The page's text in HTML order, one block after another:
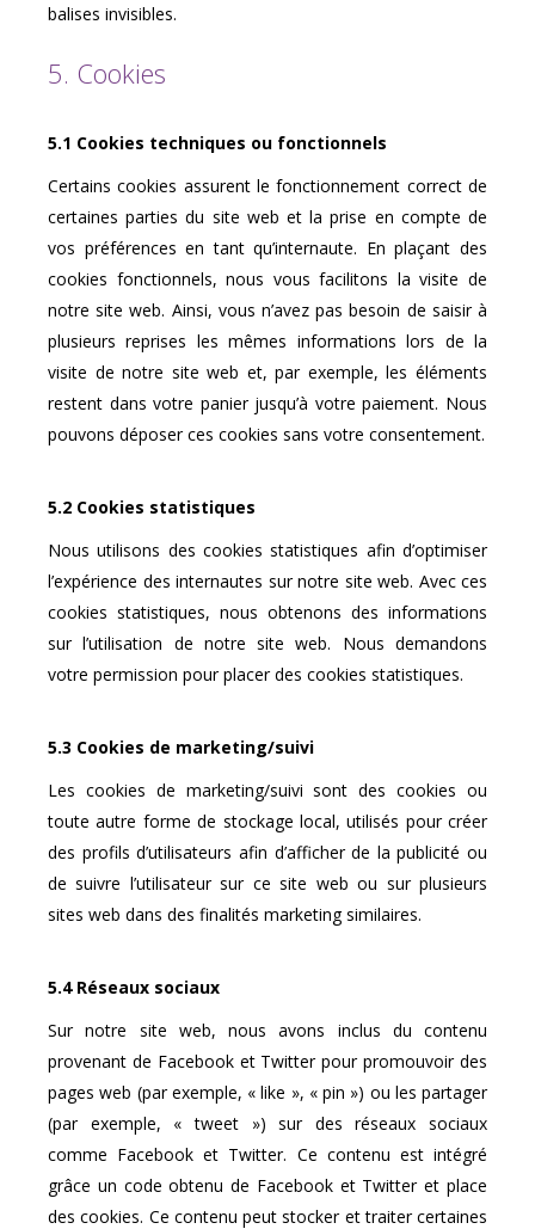
balises invisibles.
5. Cookies
5.1 Cookies techniques ou fonctionnels
Certains cookies assurent le fonctionnement correct de
certaines parties du site web et la prise en compte de
vos préférences en tant qu’internaute. En plaçant des
cookies fonctionnels, nous vous facilitons la visite de
notre site web. Ainsi, vous n’avez pas besoin de saisir à
plusieurs reprises les mêmes informations lors de la
visite de notre site web et, par exemple, les éléments
restent dans votre panier jusqu’à votre paiement. Nous
pouvons déposer ces cookies sans votre consentement.
5.2 Cookies statistiques
Nous utilisons des cookies statistiques afin d’optimiser
l’expérience des internautes sur notre site web. Avec ces
cookies statistiques, nous obtenons des informations
sur l’utilisation de notre site web. Nous demandons
votre permission pour placer des cookies statistiques.
5.3 Cookies de marketing/suivi
Les cookies de marketing/suivi sont des cookies ou
toute autre forme de stockage local, utilisés pour créer
des profils d’utilisateurs afin d’afficher de la publicité ou
de suivre l’utilisateur sur ce site web ou sur plusieurs
sites web dans des finalités marketing similaires.
5.4 Réseaux sociaux
Sur notre site web, nous avons inclus du contenu
provenant de Facebook et Twitter pour promouvoir des
pages web (par exemple, « like », « pin ») ou les partager
(par exemple, « tweet ») sur des réseaux sociaux
comme Facebook et Twitter. Ce contenu est intégré
grâce un code obtenu de Facebook et Twitter et place
des cookies. Ce contenu peut stocker et traiter certaines